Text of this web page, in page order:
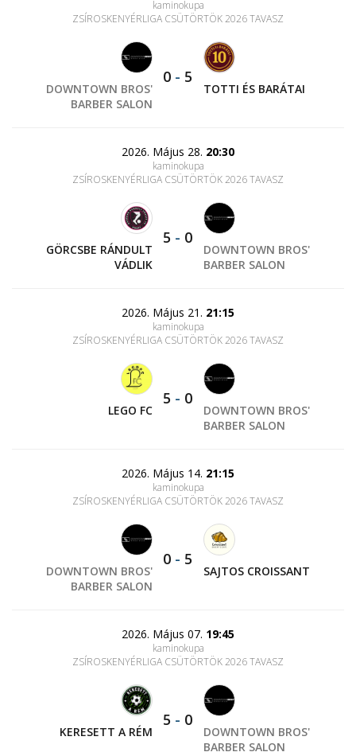
kaminokupa
ZSÍROSKENYÉRLIGA CSÜTÖRTÖK 2026 TAVASZ
DOWNTOWN BROS'
BARBER SALON
0 - 5
TOTTI ÉS BARÁTAI
2026. Május 28. 20:30
kaminokupa
ZSÍROSKENYÉRLIGA CSÜTÖRTÖK 2026 TAVASZ
GÖRCSBE RÁNDULT
VÁDLIK
5 - 0
DOWNTOWN BROS'
BARBER SALON
2026. Május 21. 21:15
kaminokupa
ZSÍROSKENYÉRLIGA CSÜTÖRTÖK 2026 TAVASZ
LEGO FC
5 - 0
DOWNTOWN BROS'
BARBER SALON
2026. Május 14. 21:15
kaminokupa
ZSÍROSKENYÉRLIGA CSÜTÖRTÖK 2026 TAVASZ
DOWNTOWN BROS'
BARBER SALON
0 - 5
SAJTOS CROISSANT
2026. Május 07. 19:45
kaminokupa
ZSÍROSKENYÉRLIGA CSÜTÖRTÖK 2026 TAVASZ
KERESETT A RÉM
5 - 0
DOWNTOWN BROS'
BARBER SALON